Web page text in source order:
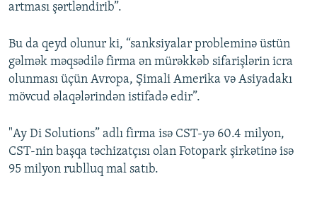
artması şərtləndirib”.
Bu da qeyd olunur ki, “sanksiyalar probleminə üstün
gəlmək məqsədilə firma ən mürəkkəb sifarişlərin icra
olunması üçün Avropa, Şimali Amerika və Asiyadakı
mövcud əlaqələrindən istifadə edir”.
"Ay Di Solutions” adlı firma isə CST-yə 60.4 milyon,
CST-nin başqa təchizatçısı olan Fotopark şirkətinə isə
95 milyon rublluq mal satıb.